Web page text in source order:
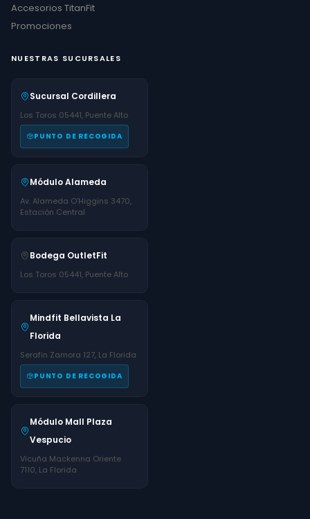
Accesorios TitanFit
Promociones
NUESTRAS SUCURSALES
Sucursal Cordillera
Los Toros 05441, Puente Alto
PUNTO DE RECOGIDA
Módulo Alameda
Av. Alameda O'Higgins 3470,
Estación Central
Bodega OutletFit
Los Toros 05441, Puente Alto
Mindfit Bellavista La
Florida
Serafin Zamora 127, La Florida
PUNTO DE RECOGIDA
Módulo Mall Plaza
Vespucio
Vicuña Mackenna Oriente
7110, La Florida